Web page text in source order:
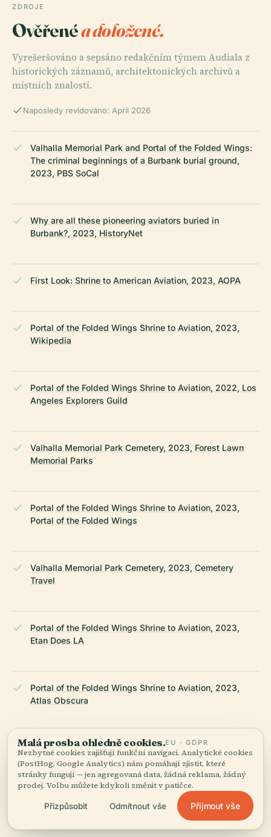
ZDROJE
Ověřenéa doložené.
Vyrešeršováno a sepsáno redakčním týmem Audiala z
historických záznamů, architektonických archivů a
místních znalostí.
Naposledy revidováno: April 2026
Valhalla Memorial Park and Portal of the Folded Wings:
The criminal beginnings of a Burbank burial ground,
2023, PBS SoCal
Why are all these pioneering aviators buried in
Burbank?, 2023, HistoryNet
First Look: Shrine to American Aviation, 2023, AOPA
Portal of the Folded Wings Shrine to Aviation, 2023,
Wikipedia
Portal of the Folded Wings Shrine to Aviation, 2022, Los
Angeles Explorers Guild
Valhalla Memorial Park Cemetery, 2023, Forest Lawn
Memorial Parks
Portal of the Folded Wings Shrine to Aviation, 2023,
Portal of the Folded Wings
Valhalla Memorial Park Cemetery, 2023, Cemetery
Travel
Portal of the Folded Wings Shrine to Aviation, 2023,
Etan Does LA
Portal of the Folded Wings Shrine to Aviation, 2023,
Atlas Obscura
Burials at Valhalla Memorial Park Cemetery, 2023,
Wikipedia
Wikipedia — Valhalla Memorial Park Cemetery
Malá prosba ohledně cookies.EU · GDPR
Nezbytné cookies zajišťují funkční navigaci. Analytické cookies
(PostHog, Google Analytics) nám pomáhají zjistit, které
stránky fungují — jen agregovaná data, žádná reklama, žádný
prodej. Volbu můžete kdykoli změnit v patičce.
Přizpůsobit Odmítnout vše Přijmout vše